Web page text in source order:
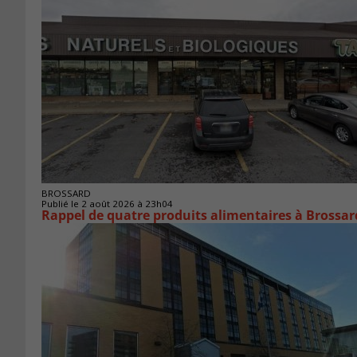
BROSSARD
Publié le 2 août 2026 à 23h04
Rappel de quatre produits alimentaires à